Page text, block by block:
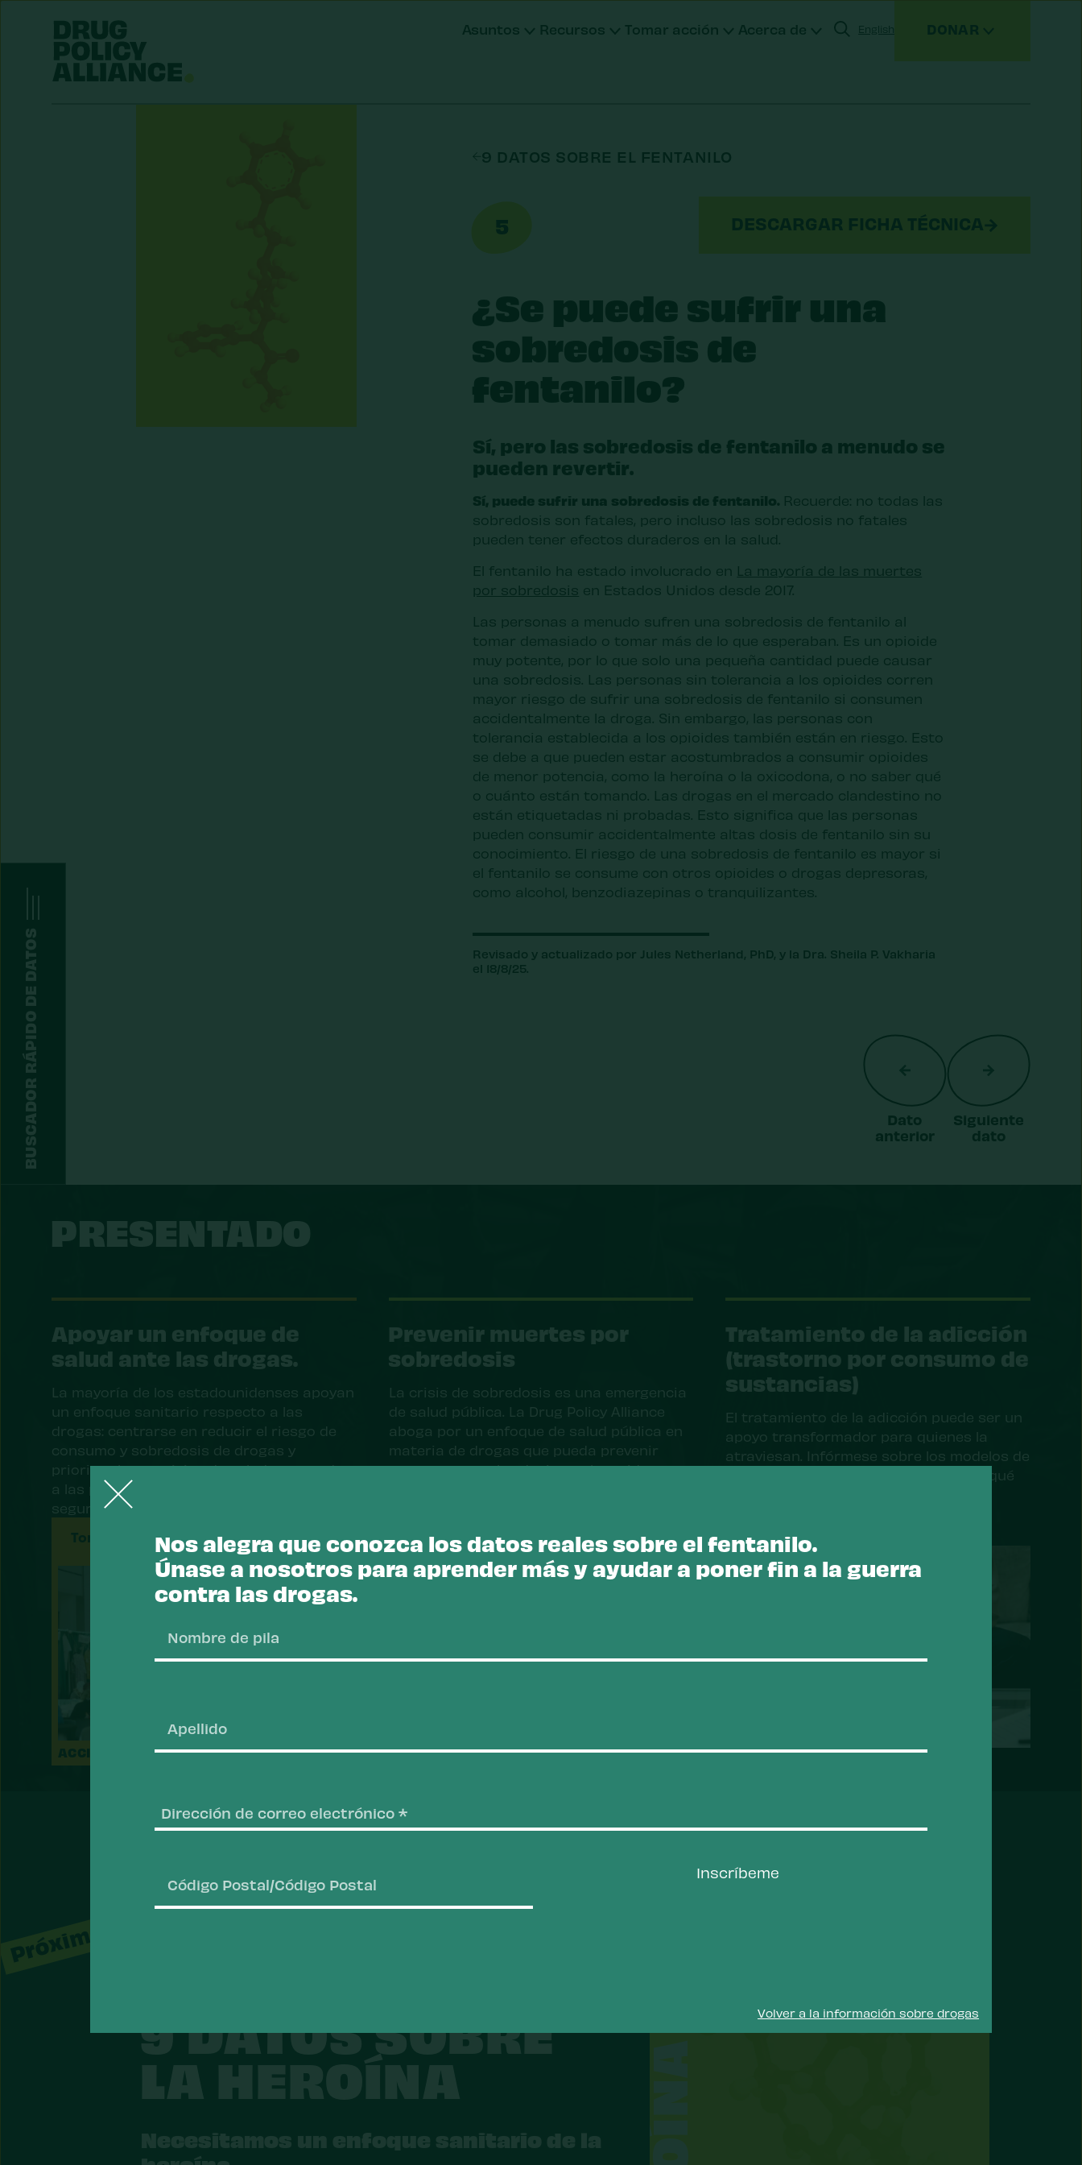
Asuntos Recursos Tomar acción Acerca de English
Fondos asesorados por donantes (DAF)
BUSCADOR RÁPIDO DE DATOS
9 DATOS SOBRE EL FENTANILO
¿Se puede sufrir una
sobredosis de
fentanilo?
Sí, pero las sobredosis de fentanilo a menudo se
pueden revertir.
Sí, puede sufrir una sobredosis de fentanilo. Recuerde: no todas las
sobredosis son fatales, pero incluso las sobredosis no fatales
pueden tener efectos duraderos en la salud.
El fentanilo ha estado involucrado en La mayoría de las muertes
por sobredosis en Estados Unidos desde 2017.
Las personas a menudo sufren una sobredosis de fentanilo al
tomar demasiado o tomar más de lo que esperaban. Es un opioide
muy potente, por lo que solo una pequeña cantidad puede causar
una sobredosis. Las personas sin tolerancia a los opioides corren
mayor riesgo de sufrir una sobredosis de fentanilo si consumen
accidentalmente la droga. Sin embargo, las personas con
tolerancia establecida a los opioides también están en riesgo. Esto
se debe a que pueden estar acostumbrados a consumir opioides
de menor potencia, como la heroína o la oxicodona, o no saber qué
o cuánto están tomando. Las drogas en el mercado clandestino no
están etiquetadas ni probadas. Esto significa que las personas
pueden consumir accidentalmente altas dosis de fentanilo sin su
conocimiento. El riesgo de una sobredosis de fentanilo es mayor si
el fentanilo se consume con otros opioides o drogas depresoras,
como alcohol, benzodiazepinas o tranquilizantes.
Revisado y actualizado por Jules Netherland, PhD, y la Dra. Sheila P. Vakharia
el 18/8/25.
Dato
anterior
Siguiente
dato
Nos alegra que conozca los datos reales sobre el fentanilo.
Únase a nosotros para aprender más y ayudar a poner fin a la guerra
contra las drogas.
electrónico
Inscríbeme
Volver a la información sobre drogas
PRESENTADO
Apoyar un enfoque de
salud ante las drogas.
La mayoría de los estadounidenses apoyan
un enfoque sanitario respecto a las
drogas: centrarse en reducir el riesgo de
consumo y sobredosis de drogas y
priorizar los servicios de salud que ayudan
a las personas a recuperarse, mantenerse
seguras y prosperar.
Tomar acción
ACCIÓN
Prevenir muertes por
sobredosis
La crisis de sobredosis es una emergencia
de salud pública. La Drug Policy Alliance
aboga por un enfoque de salud pública en
materia de drogas que pueda prevenir
muertes por sobredosis y salvar vidas.
Tratamiento de la adicción
(trastorno por consumo de
sustancias)
El tratamiento de la adicción puede ser un
apoyo transformador para quienes la
atraviesan. Infórmese sobre los modelos de
tratamiento actuales, qué funciona y qué
Próximos datos sobre el medicamento
9 DATOS SOBRE
LA HEROÍNA
Necesitamos un enfoque sanitario de la